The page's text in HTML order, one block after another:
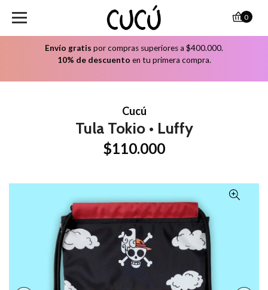
Envío gratis por compras superiores a $400.000.
10% de descuento en tu primera compra.
0
Cucú
Tula Tokio • Luffy
$110.000